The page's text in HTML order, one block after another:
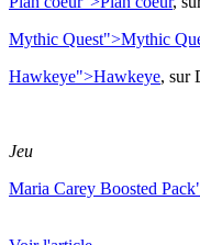
Mythic Quest">Mythic
Hawkeye">Hawkeye, sur
Jeu
Maria Carey Boosted